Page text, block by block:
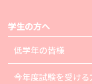
学生の方へ
低学年の皆様
今年度試験を受ける